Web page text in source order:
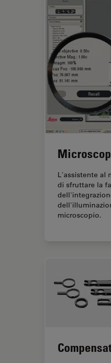
L'assistente al
di sfruttare la
microscopio.